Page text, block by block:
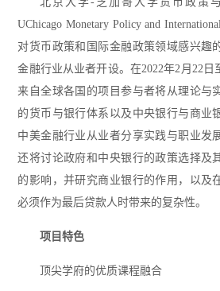
UChicago Monetary Policy and
对货币政策和国际金融政策领域感兴趣
金融行业从业者开设。在2022年2月22日
来自全球各国的项目参与者将从理论与
的货币与银行体系以及中央银行与商业
中美金融行业从业者分享实践与职业发
还将讨论政府和中央银行的政策选择及
的影响，并研究商业银行的作用，以及
必须作为最后贷款人时带来的复杂性。
项目特色
顶尖学府的优质课程融合